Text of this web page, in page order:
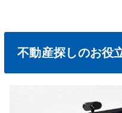
不動産探しのお役